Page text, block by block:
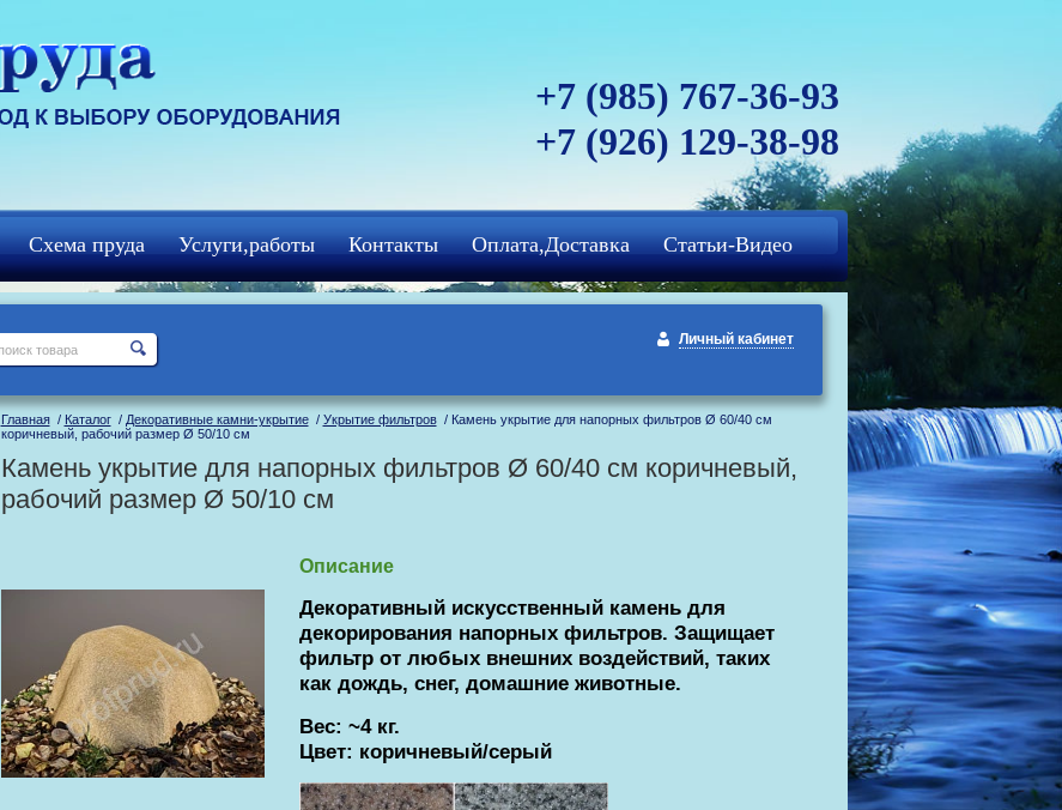
+7 (985) 767-36-93
+7 (926) 129-38-98
Схема пруда Услуги,работы Контакты Оплата,Доставка Статьи-Видео
Личный кабинет
Главная/ Каталог/ Декоративные камни-укрытие/ Укрытие фильтров/ Камень укрытие для напорных фильтров Ø 60/40 см
коричневый, рабочий размер Ø 50/10 см
Камень укрытие для напорных фильтров Ø 60/40 см коричневый,
рабочий размер Ø 50/10 см
Описание
Декоративный искусственный камень для
декорирования напорных фильтров. Защищает
фильтр от любых внешних воздействий, таких
как дождь, снег, домашние животные.
Вес: ~4 кг.
Цвет: коричневый/серый